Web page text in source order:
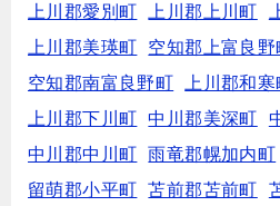
上川郡愛別町
上川郡上川町
上川郡美瑛町
空知郡上富良野
空知郡南富良野町
上川郡和寒
上川郡下川町
中川郡美深町
中川郡中川町
雨竜郡幌加内町
留萌郡小平町
苫前郡苫前町